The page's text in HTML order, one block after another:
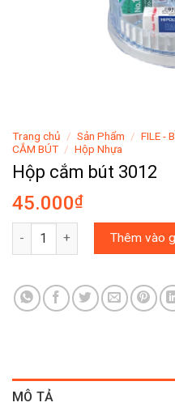
Trang chủ / Sản Phẩm / FILE -
CẮM BÚT / Hộp Nhựa
Hộp cắm bút 3012
45.000₫
Hộp cắm bút 3012 số lượng
Thêm vào
MÔ TẢ